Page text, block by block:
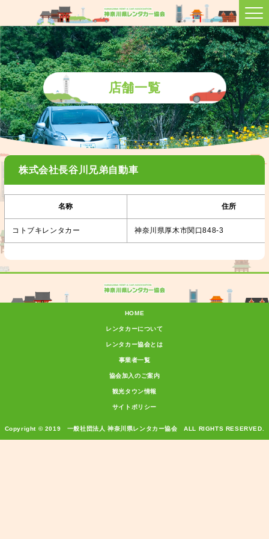
店舗一覧
株式会社長谷川兄弟自動車
名称 住所
コトブキレンタカー 神奈川県厚木市関口848-3
HOME
レンタカーについて
レンタカー協会とは
事業者一覧
協会加入のご案内
観光タウン情報
サイトポリシー
Copyright © 2019 一般社団法人 神奈川県レンタカー協会 ALL RIGHTS RESERVED.